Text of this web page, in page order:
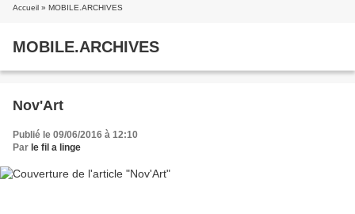
Accueil » MOBILE.ARCHIVES
MOBILE.ARCHIVES
Nov'Art
Publié le 09/06/2016 à 12:10
Par le fil a linge